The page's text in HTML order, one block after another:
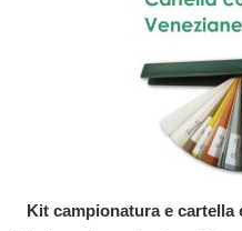
Kit campionatura e cartella